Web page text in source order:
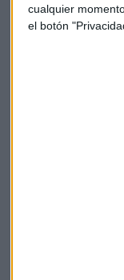
cualquier
el botón
Y ojo porque